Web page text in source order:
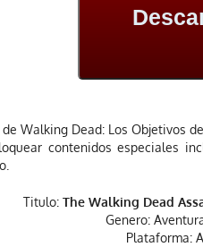
de Walking Dead: Los Objetivos
contenidos especiales
Titulo: The Walking Dead
Genero:
Plataforma: